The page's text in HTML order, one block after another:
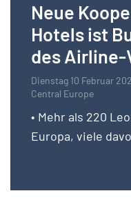
Neue
Hotels ist
des Airline-
Dienstag 10 Februar
Central Europe
• Mehr als 220
Europa, viele